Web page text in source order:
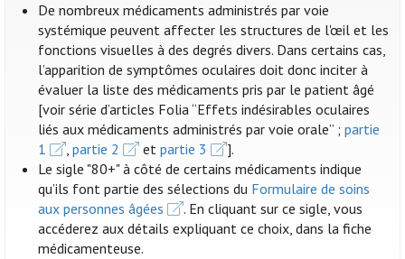
De nombreux médicaments administrés par voie
systémique peuvent affecter les structures de l'œil et les
fonctions visuelles à des degrés divers. Dans certains cas,
l’apparition de symptômes oculaires doit donc inciter à
évaluer la liste des médicaments pris par le patient âgé
[voir série d’articles Folia “Effets indésirables oculaires
liés aux médicaments administrés par voie orale” ;partie
1
,partie 2 etpartie 3
].
Le sigle "80+" à côté de certains médicaments indique
qu’ils font partie des sélections du Formulaire de soins
aux personnes âgées
. En cliquant sur ce sigle, vous
accéderez aux détails expliquant ce choix, dans la fiche
médicamenteuse.